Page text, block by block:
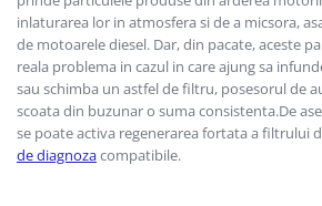
Testere Nissan
Testere Toyota
Testere Tesla
Testere Volvo
Testere multimarca
inlaturarea lor in atmosfera si de a micsora,
de motoarele diesel. Dar, din pacate, aceste
reala problema in cazul in care ajung sa
sau schimba un astfel de filtru, posesorul de
scoata din buzunar o suma consistenta.De
se poate activa regenerarea fortata a filtrului
de diagnozacompatibile.